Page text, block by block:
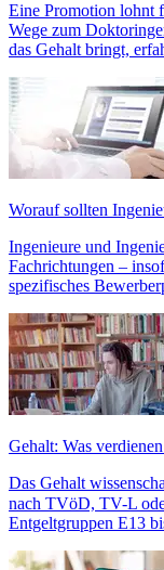
Eine Promotion lohnt
Wege zum
das Gehalt bringt,
Worauf sollten
Ingenieure und
Fachrichtungen –
spezifisches
Gehalt: Was
Das Gehalt
nach TVöD, TV-L
Entgeltgruppen E13